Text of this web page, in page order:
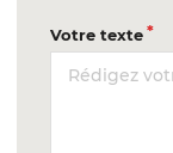
Votre texte